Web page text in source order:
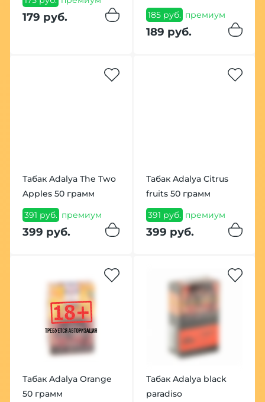
179 руб. 185 руб. премиум
189 руб.
Табак Adalya The Two
Apples 50 грамм
391 руб. премиум
399 руб.
Табак Adalya Citrus
fruits 50 грамм
391 руб. премиум
399 руб.
Табак Adalya Orange
50 грамм
Табак Adalya black
paradiso